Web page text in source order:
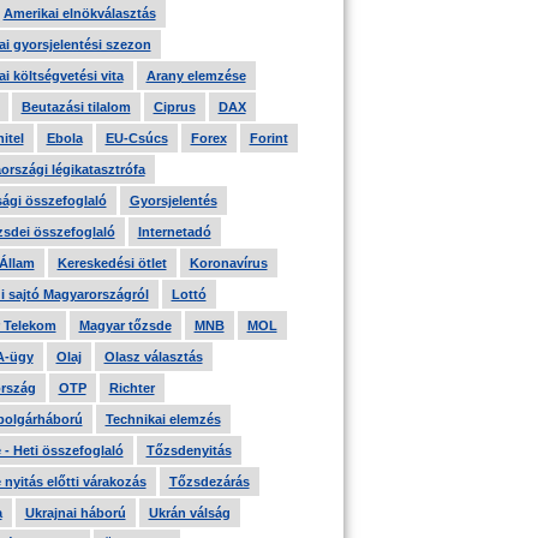
Amerikai elnökválasztás
gyorsjelentési szezon
költségvetési vita Arany elemzése
Beutazási tilalom Ciprus DAX
Ebola EU-Csúcs Forex Forint
légikatasztrófa
összefoglaló Gyorsjelentés
összefoglaló Internetadó
Kereskedési ötlet Koronavírus
sajtó Magyarországról Lottó
Telekom Magyar tőzsde MNB MOL
ügy Olaj Olasz választás
OTP Richter
Technikai elemzés
- Heti összefoglaló Tőzsdenyitás
nyitás előtti várakozás Tőzsdezárás
Ukrajnai háború Ukrán válság